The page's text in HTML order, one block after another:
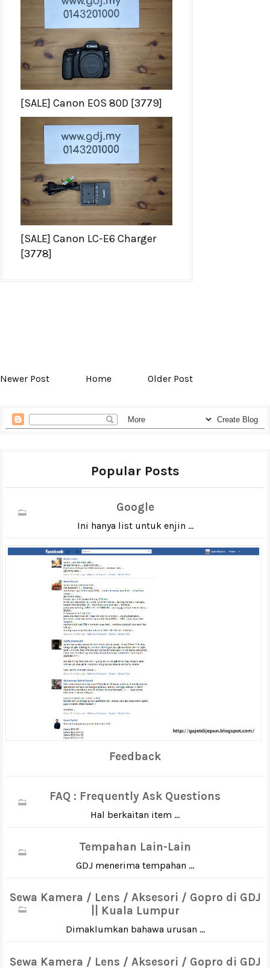
[SALE] Canon EOS 80D [3779]
[SALE] Canon LC-E6 Charger
[3778]
Newer Post Home Older Post
Popular Posts
Google
Ini hanya list untuk enjin ...
Feedback
FAQ : Frequently Ask Questions
Hal berkaitan item ...
Tempahan Lain-Lain
GDJ menerima tempahan ...
Sewa Kamera / Lens / Aksesori / Gopro di GDJ
|| Kuala Lumpur
Dimaklumkan bahawa urusan ...
Sewa Kamera / Lens / Aksesori / Gopro di GDJ